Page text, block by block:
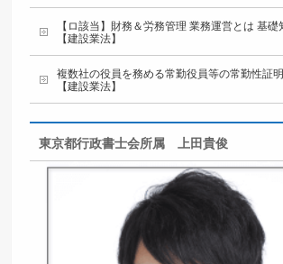
【ロ該当】財務＆労務管理 業務運営とは 基礎
【建設業法】
複数社の役員を務める常勤役員等の常勤性証
【建設業法】
東京都行政書士会所属 上田貴俊